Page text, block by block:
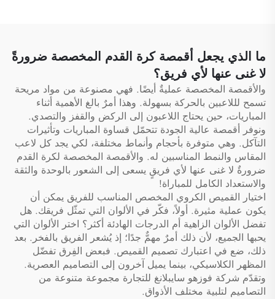
ما الذي يجعل أقمصة كرة القدم المخصصة ضرورةً
لا غنى عنها لأي فريق؟
والأقمصة المخصصة عمليةٌ أيضًا. فهي مصنوعة من مواد مريحة
تسمح لللاعبين بالحركة بسهولة. وهذا أمرٌ بالغ الأهمية أثناء
المباريات، حين يحتاج اللاعبون إلى الركض والقفز والتصدي.
ونوفر أقمصة عالية الجودة تتحمّل قساوة المباريات وتأثيرات
التآكل. وهي متوفرة بأحجام وأنماط مختلفة، لكي يجد كل لاعب
المقاس والنمط المناسبين له. والأقمصة المخصصة لكرة القدم
ضرورةٌ لا غنى عنها لأي فريقٍ يسعى إلى الشعور بالوحدة والثقة
والاستعداد الكامل للمباراة!
اختيار القميص الكروي المخصص المناسب للفريق يمكن أن
يكون عملية مثيرة. أولاً، فكّر في الألوان التي تمثّل فريقك. هل
تفضل الألوان الزاهية أم الدرجات الهادئة أكثر؟ اختر الألوان التي
يحبها الجميع، لأن ذلك أمرٌ مهمٌّ جدًا؛ إذ يُشعر الفريق بالفخر. بعد
ذلك، ضع في اعتبارك تصميم القميص. فبعض الفِرق تفضّل
المظهر الكلاسيكي، بينما يميل آخرون إلى التصاميم العصرية.
وتقدّم شركة فوزهو سايبلانغ للتجارة مجموعة متنوعة من
التصاميم لتلبية مختلف الأذواق.